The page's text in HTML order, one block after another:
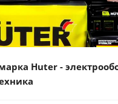
Huter -